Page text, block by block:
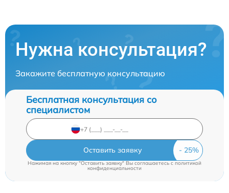
Нужна консультация?
Закажите бесплатную консультацию
Бесплатная консультация со
специалистом
Оставить заявку
Нажимая на кнопку "Оставить заявку" Вы соглашаетесь c политикой
конфиденциальности